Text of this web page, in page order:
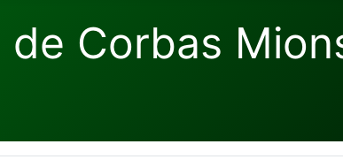
Corbas